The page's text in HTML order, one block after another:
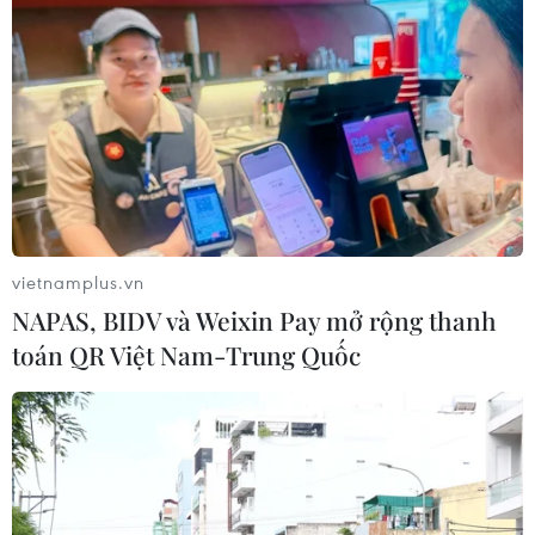
CƠ QUAN CHỦ QUẢN: THÔNG TẤN XÃ VIỆT NAM
Tổng Biên tập: TRẦN TIẾN DUẨN
Phó Tổng Biên tập: NGUYỄN THỊ TÁM, KHÚC THANH
Sở hữu trí tuệ
Quy định sử dụng
Ngôn ngữ
TTXVN
Dịch vụ tin
Quảng cáo
Liên hệ
vietnamplus.vn
NAPAS, BIDV và Weixin Pay mở rộng thanh
toán QR Việt Nam-Trung Quốc